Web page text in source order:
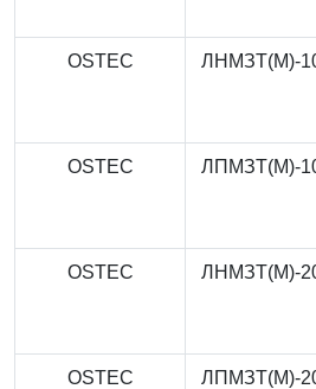
OSTEC ЛНМЗТ(М)-
OSTEC ЛПМЗТ(М)-
OSTEC ЛНМЗТ(М)-
OSTEC ЛПМЗТ(М)-